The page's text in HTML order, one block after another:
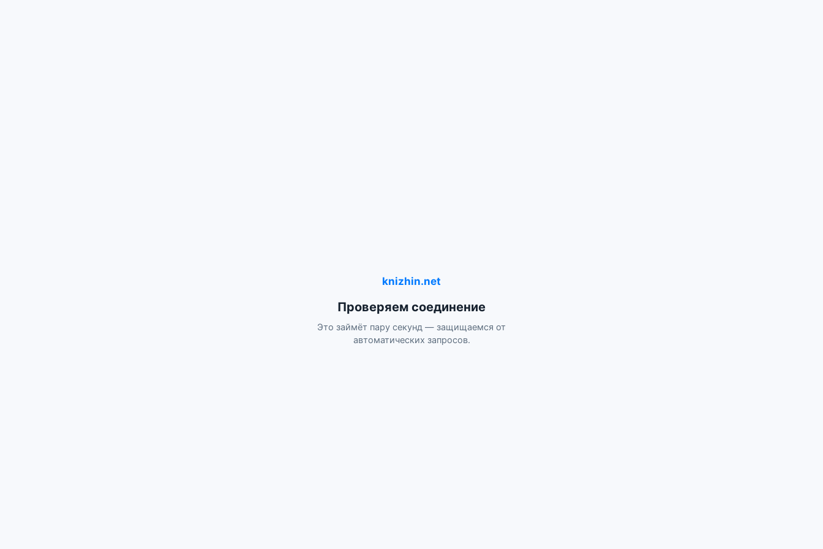
knizhin.net
Проверяем соединение
Это займёт пару секунд — защищаемся от
автоматических запросов.